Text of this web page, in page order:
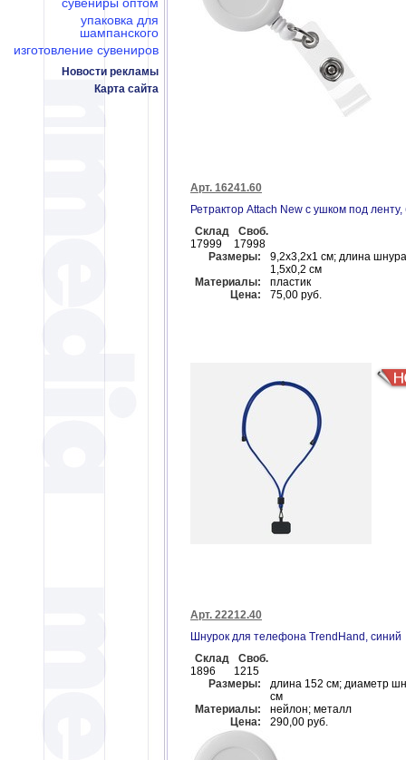
упаковка для
шампанского
изготовление сувениров
Новости рекламы
Карта сайта
Арт. 16241.60
Ретрактор Attach New с ушком под
Склад
Своб.
17999
17998
Размеры:
9,2х3,2х1 см; длина
1,5x0,2 см
Материалы:
пластик
Цена:
75,00 руб.
Арт. 22212.40
Шнурок для телефона TrendHand, синий
Склад
Своб.
1896
1215
Размеры:
длина 152 см; диаметр
см
Материалы:
нейлон; металл
Цена:
290,00 руб.